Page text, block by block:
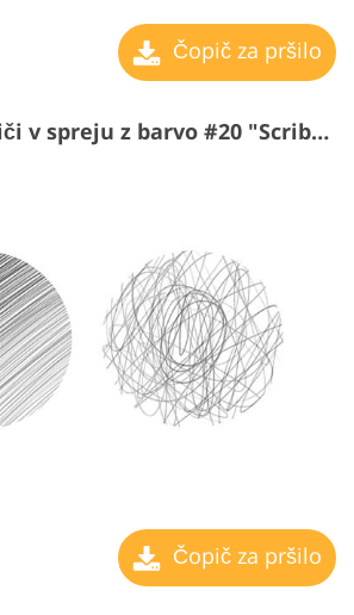
Čopič za pršilo
Photoshop čopiči v spreju z barvo #20 "Scribbling"
Čopič za pršilo